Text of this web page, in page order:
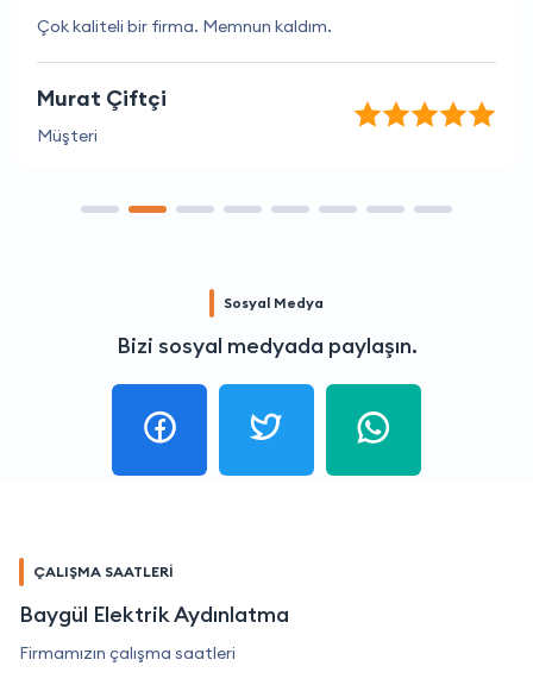
Çok kaliteli bir firma. Memnun kaldım.
Murat Çiftçi
Müşteri
Sosyal Medya
Bizi sosyal medyada paylaşın.
ÇALIŞMA SAATLERİ
Baygül Elektrik Aydınlatma
Firmamızın çalışma saatleri